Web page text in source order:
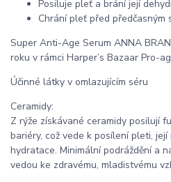
Posiluje pleť a brání její
Chrání pleť před předčasným
Super Anti-Age Serum ANNA
roku v rámci Harper’s Bazaar Pro-
Účinné látky v omlazujícím séru
Ceramidy:
Z rýže získávané ceramidy posilují
bariéry, což vede k posílení pleti,
hydratace. Minimální podráždění a
vedou ke zdravému, mladistvému